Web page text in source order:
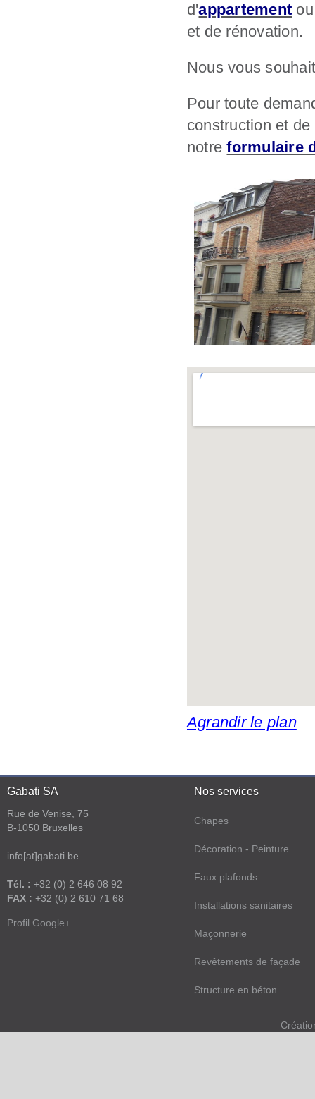
d'appartement
et de rénovation.
Nous vous
Pour toute
construction et
notreformulaire
Agrandir le plan
Gabati SA
Rue de Venise, 75
B-1050 Bruxelles
info[at]gabati.be
Tél. : +32 (0) 2 646 08 92
FAX : +32 (0) 2 610 71 68
Profil Google+
Nos services
Chapes
Décoration - Peinture
Faux plafonds
Installations sanitaires
Maçonnerie
Revêtements de façade
Structure en béton